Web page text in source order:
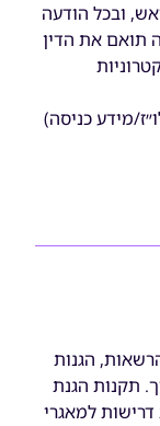
ובכל הודעה
תואם את הדין
מידע כניסה)
הגנות
תקנות הגנת
למאגרי